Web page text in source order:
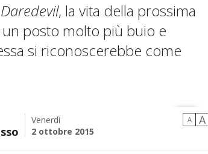
Daredevil, la vita della prossima
posto molto più buio e
si riconoscerebbe come
Venerdì
2 ottobre 2015
A A